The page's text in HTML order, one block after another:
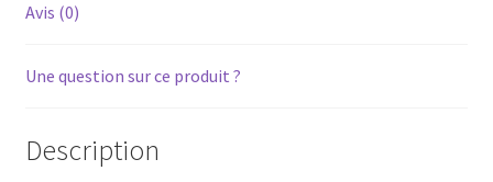
vinyle
disque
Avis (0)
Une question sur ce produit ?
Description